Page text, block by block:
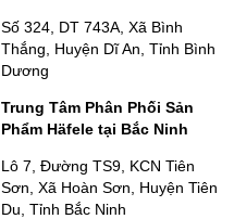
Số 324, DT 743A, Xã Bình
Thắng, Huyện Dĩ An, Tỉnh Bình
Dương
Trung Tâm Phân Phối Sản
Phẩm Häfele tại Bắc Ninh
Lô 7, Đường TS9, KCN Tiên
Sơn, Xã Hoàn Sơn, Huyện Tiên
Du, Tỉnh Bắc Ninh